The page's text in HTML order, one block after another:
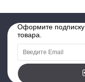
Оформите подписку
товара.